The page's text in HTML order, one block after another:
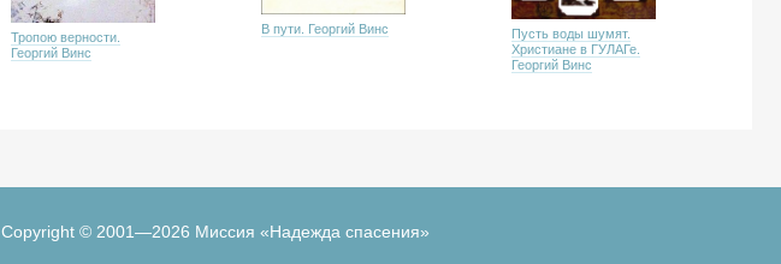
Тропою верности.
Георгий Винс
В пути. Георгий Винс
Пусть воды шумят.
Христиане в ГУЛАГе.
Георгий Винс
Copyright © 2001—2026 Миссия «Надежда спасения»